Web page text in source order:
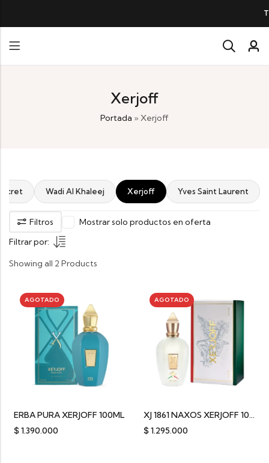
TODOS
Xerjoff
Portada » Xerjoff
Wadi Al Khaleej Xerjoff Yves Saint Laurent
Filtros
Mostrar solo productos en oferta
Filtrar por:
Showing all 2 Products
AGOTADO
ERBA PURA XERJOFF 100ML
$1.390.000
AGOTADO
XJ 1861 NAXOS XERJOFF 100ML
$1.295.000